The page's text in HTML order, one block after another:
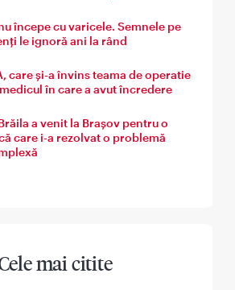
începe cu varicele. Semnele pe
le ignoră ani la rând
care și-a învins teama de operatie
în care a avut încredere
a venit la Brașov pentru o
care i-a rezolvat o problemă
mai citite